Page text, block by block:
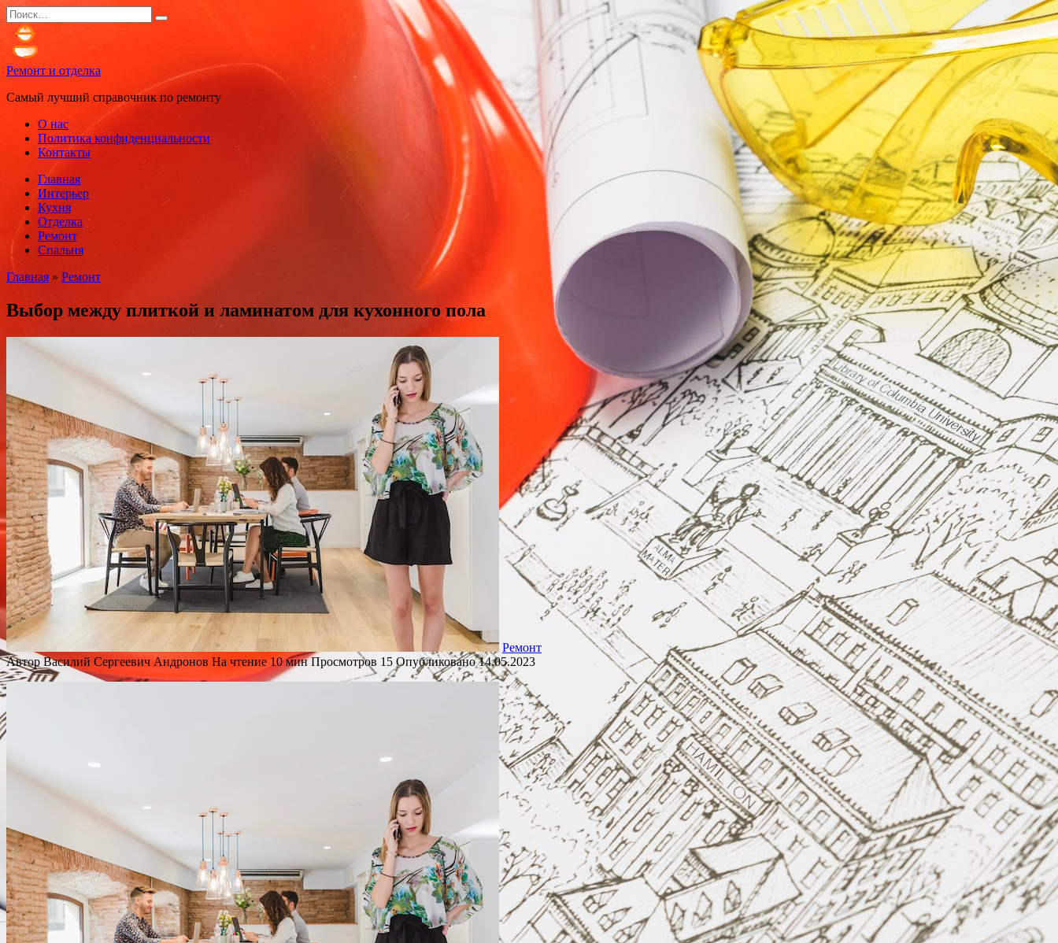
Перейти
к
содержанию
Search
for:
Ремонт и отделка
Самый лучший справочник по ремонту
О нас
Политика конфиденциальности
Контакты
Главная
Интерьер
Кухня
Отделка
Ремонт
Спальня
Главная » Ремонт
Выбор между плиткой и ламинатом для кухонного пола
Ремонт
Автор Василий Сергеевич Андронов На чтение10 мин Просмотров 15 Опубликовано 14.05.2023